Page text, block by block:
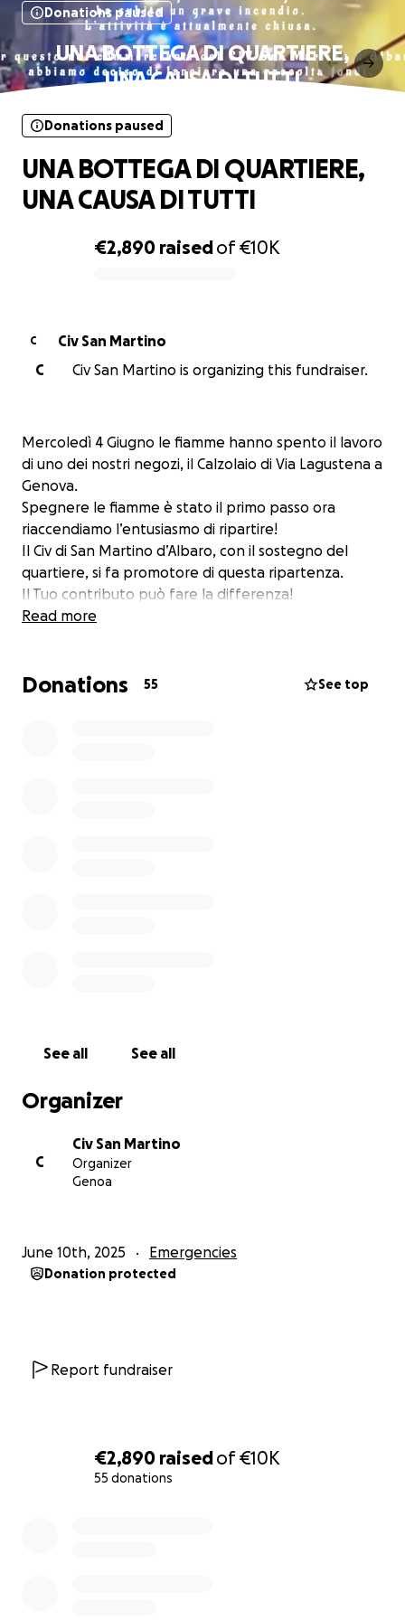
€2,890 raisedof€10K
55 donations
Donations paused
UNA BOTTEGA DI QUARTIERE,
UNA CAUSA DI TUTTI
€2,890 raisedof€10K
Donations paused
UNA BOTTEGA DI QUARTIERE,
UNA CAUSA DI TUTTI
C
Civ San Martino
C
Civ San Martino is organizing this fundraiser.
Mercoledì 4 Giugno le fiamme hanno spento il lavoro
di uno dei nostri negozi, il Calzolaio di Via Lagustena a
Genova.
Spegnere le fiamme è stato il primo passo ora
riaccendiamo l’entusiasmo di ripartire!
Il Civ di San Martino d’Albaro, con il sostegno del
quartiere, si fa promotore di questa ripartenza.
Il Tuo contributo può fare la differenza!
Read more
Donations 55 See top
See all See all
Organizer
C
Civ San Martino
Organizer
Genoa
June 10th, 2025 Emergencies
Donation protected
Report fundraiser